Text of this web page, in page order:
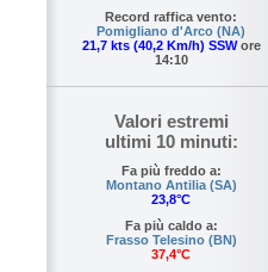
Record raffica vento:
Pomigliano d'Arco (NA)
21,7 kts (40,2 Km/h) SSWore
14:10
Valori estremi
ultimi 10 minuti:
Fa più freddo a:
Montano Antilia (SA)
23,8°C
Fa più caldo a:
Frasso Telesino (BN)
37,4°C